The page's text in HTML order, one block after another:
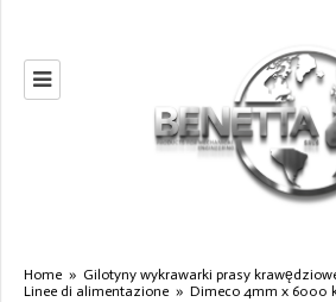
Home » Gilotyny wykrawarki prasy
Linee di alimentazione » Dimeco 4mm x 6000